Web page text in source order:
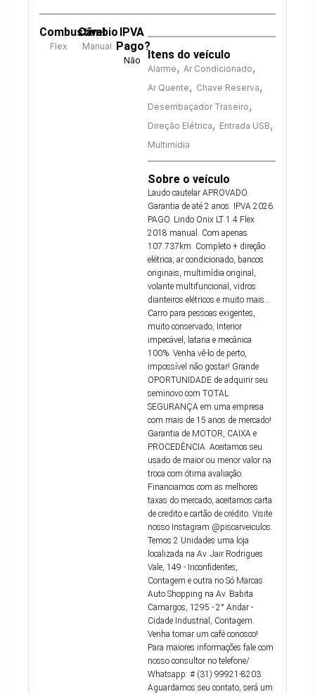
Combustível
Flex
Câmbio
Manual
IPVA
Pago?
Não Itens do veículo
Alarme, Ar Condicionado,
Ar Quente, Chave Reserva,
Desembaçador Traseiro,
Direção Elétrica, Entrada USB,
Multimídia
Sobre o veículo
Laudo cautelar APROVADO.
Garantia de até 2 anos. IPVA 2026
PAGO. Lindo Onix LT 1.4 Flex
2018 manual. Com apenas
107.737km. Completo + direção
elétrica, ar condicionado, bancos
originais, multimídia original,
volante multifuncional, vidros
dianteiros elétricos e muito mais...
Carro para pessoas exigentes,
muito conservado, Interior
impecável, lataria e mecânica
100%. Venha vê-lo de perto,
impossível não gostar! Grande
OPORTUNIDADE de adquirir seu
seminovo com TOTAL
SEGURANÇA em uma empresa
com mais de 15 anos de mercado!
Garantia de MOTOR, CAIXA e
PROCEDÊNCIA. Aceitamos seu
usado de maior ou menor valor na
troca com ótima avaliação.
Financiamos com as melhores
taxas do mercado, aceitamos carta
de credito e cartão de crédito. Visite
nosso Instagram @piscarveiculos.
Temos 2 Unidades uma loja
localizada na Av. Jair Rodrigues
Vale, 149 - Inconfidentes,
Contagem e outra no Só Marcas
Auto Shopping na Av. Babita
Camargos, 1295 - 2° Andar -
Cidade Industrial, Contagem.
Venha tomar um café conosco!
Para maiores informações fale com
nosso consultor no telefone/
Whatsapp: # (31) 99921-8203.
Aguardamos seu contato, será um